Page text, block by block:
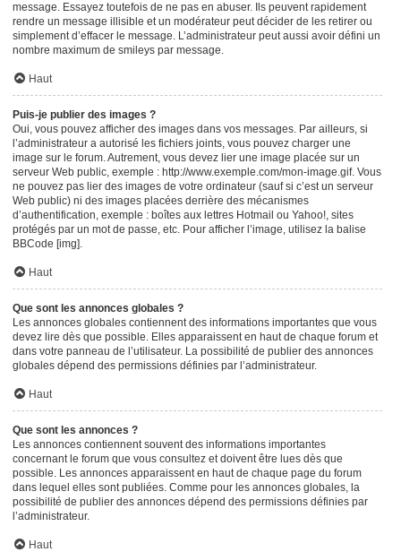
message. Essayez toutefois de ne pas en abuser. Ils peuvent rapidement
rendre un message illisible et un modérateur peut décider de les retirer ou
simplement d’effacer le message. L’administrateur peut aussi avoir défini un
nombre maximum de smileys par message.
Haut
Puis-je publier des images ?
Oui, vous pouvez afficher des images dans vos messages. Par ailleurs, si
l’administrateur a autorisé les fichiers joints, vous pouvez charger une
image sur le forum. Autrement, vous devez lier une image placée sur un
serveur Web public, exemple : http://www.exemple.com/mon-image.gif. Vous
ne pouvez pas lier des images de votre ordinateur (sauf si c’est un serveur
Web public) ni des images placées derrière des mécanismes
d’authentification, exemple : boîtes aux lettres Hotmail ou Yahoo!, sites
protégés par un mot de passe, etc. Pour afficher l’image, utilisez la balise
BBCode [img].
Haut
Que sont les annonces globales ?
Les annonces globales contiennent des informations importantes que vous
devez lire dès que possible. Elles apparaissent en haut de chaque forum et
dans votre panneau de l’utilisateur. La possibilité de publier des annonces
globales dépend des permissions définies par l’administrateur.
Haut
Que sont les annonces ?
Les annonces contiennent souvent des informations importantes
concernant le forum que vous consultez et doivent être lues dès que
possible. Les annonces apparaissent en haut de chaque page du forum
dans lequel elles sont publiées. Comme pour les annonces globales, la
possibilité de publier des annonces dépend des permissions définies par
l’administrateur.
Haut